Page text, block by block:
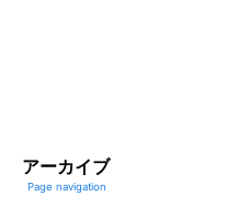
アーカイブ
Page navigation